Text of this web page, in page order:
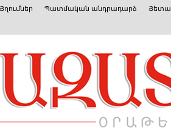
Յղումներ Պատմական անդրադարձ